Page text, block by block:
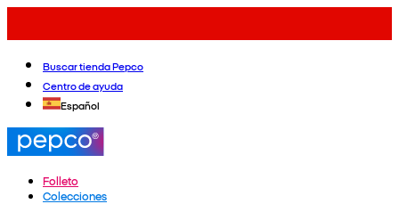
Buscar tienda Pepco
Centro de ayuda
Español
Folleto
Colecciones